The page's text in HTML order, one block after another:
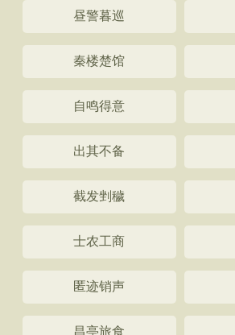
昼警暮巡
秦楼楚馆
自鸣得意
出其不备
截发剉穢
士农工商
匿迹销声
昌亭旅食